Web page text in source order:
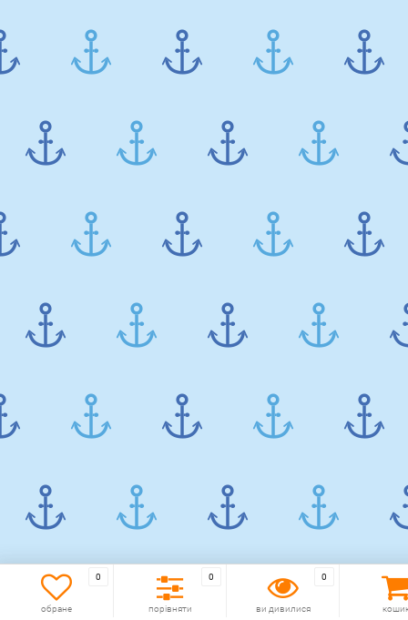
0
обране
0
порівняти
0
ви дивилися